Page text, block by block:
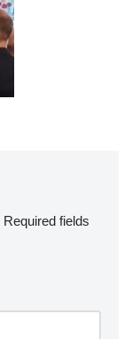
Required fields